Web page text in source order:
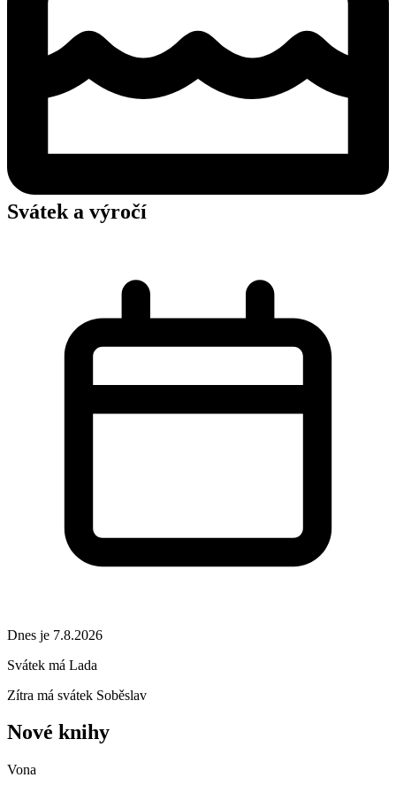
Svátek a výročí
Dnes je 7.8.2026
Svátek má Lada
Zítra má svátek Soběslav
Nové knihy
Vona